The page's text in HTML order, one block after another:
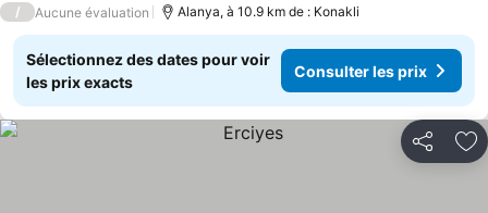
/ Aucune évaluation Alanya, à 10.9 km de : Konakli
Sélectionnez des dates pour voir
les prix exacts
Consulter les prix
Partager